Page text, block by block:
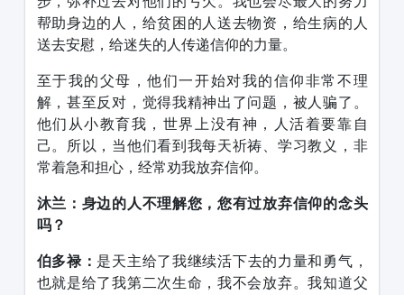
帮助身边的人，给贫困的人送去物资，给生病的人
送去安慰，给迷失的人传递信仰的力量。
至于我的父母，他们一开始对我的信仰非常不理
解，甚至反对，觉得我精神出了问题，被人骗了。
他们从小教育我，世界上没有神，人活着要靠自
己。所以，当他们看到我每天祈祷、学习教义，非
常着急和担心，经常劝我放弃信仰。
沐兰：身边的人不理解您，您有过放弃信仰的念头
吗？
伯多禄： 是天主给了我继续活下去的力量和勇气，
也就是给了我第二次生命，我不会放弃。我知道父